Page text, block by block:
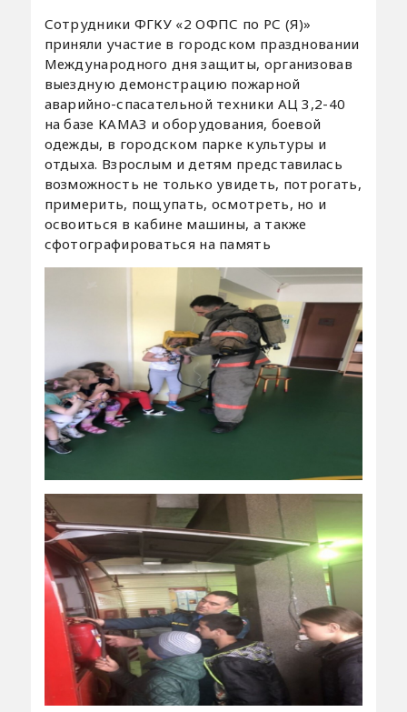
Сотрудники ФГКУ «2 ОФПС по РС (Я)»
приняли участие в городском праздновании
Международного дня защиты, организовав
выездную демонстрацию пожарной
аварийно-спасательной техники АЦ 3,2-40
на базе КАМАЗ и оборудования, боевой
одежды, в городском парке культуры и
отдыха. Взрослым и детям представилась
возможность не только увидеть, потрогать,
примерить, пощупать, осмотреть, но и
освоиться в кабине машины, а также
сфотографироваться на память